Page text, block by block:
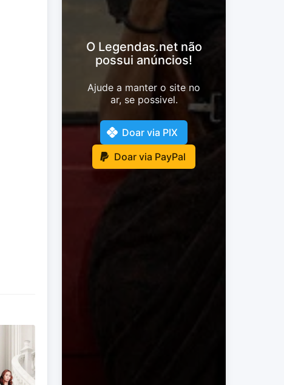
O Legendas.net não
possui anúncios!
Ajude a manter o site no
ar, se possivel.
Doar via PIX
Doar via PayPal